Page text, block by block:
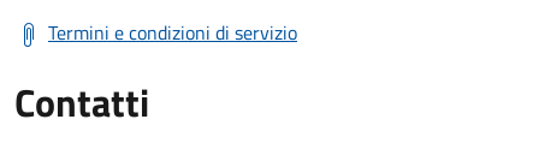
Termini e condizioni di servizio
Contatti